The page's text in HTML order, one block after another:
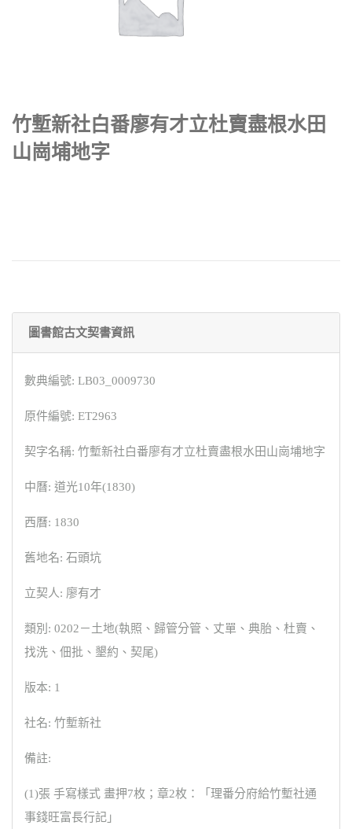
竹塹新社白番廖有才立杜賣盡根水田
山崗埔地字
圖書館古文契書資訊
數典編號: LB03_0009730
原件編號: ET2963
契字名稱: 竹塹新社白番廖有才立杜賣盡根水田山崗埔地字
中曆: 道光10年(1830)
西曆: 1830
舊地名: 石頭坑
立契人: 廖有才
類別: 0202－土地(執照、歸管分管、丈單、典胎、杜賣、
找洗、佃批、墾約、契尾)
版本: 1
社名: 竹塹新社
備註:
(1)張 手寫樣式 畫押7枚；章2枚：「理番分府給竹塹社通
事錢旺富長行記」